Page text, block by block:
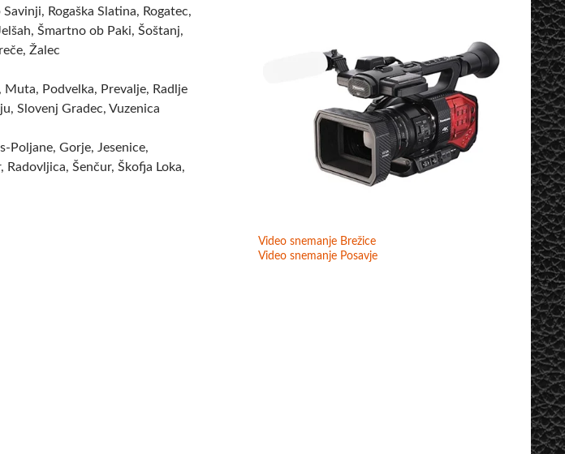
Rogaška Slatina, Rogatec,
Šmartno ob Paki, Šoštanj,
Žalec
Podvelka, Prevalje, Radlje
Slovenj Gradec, Vuzenica
Poljane, Gorje, Jesenice,
Šenčur, Škofja Loka,
Video snemanje Brežice
Video snemanje Posavje